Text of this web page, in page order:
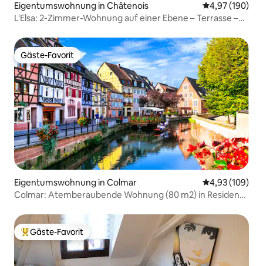
Eigentumswohnung in Châtenois
4,97 (190)
L'Elsa: 2-Zimmer-Wohnung auf einer Ebene – Terrasse –
Gäste-Favorit
Gäste-Favorit
Eigentumswohnung in Colmar
4,93 (109)
Colmar: Atemberaubende Wohnung (80 m2) in Residenz
Beliebter Gäste-Favorit.
Gäste-Favorit